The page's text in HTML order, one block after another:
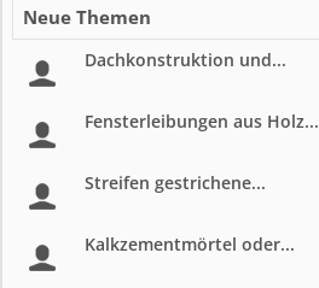
Neue Themen
Dachkonstruktion und...
Fensterleibungen aus Holz...
Streifen gestrichene...
Kalkzementmörtel oder...